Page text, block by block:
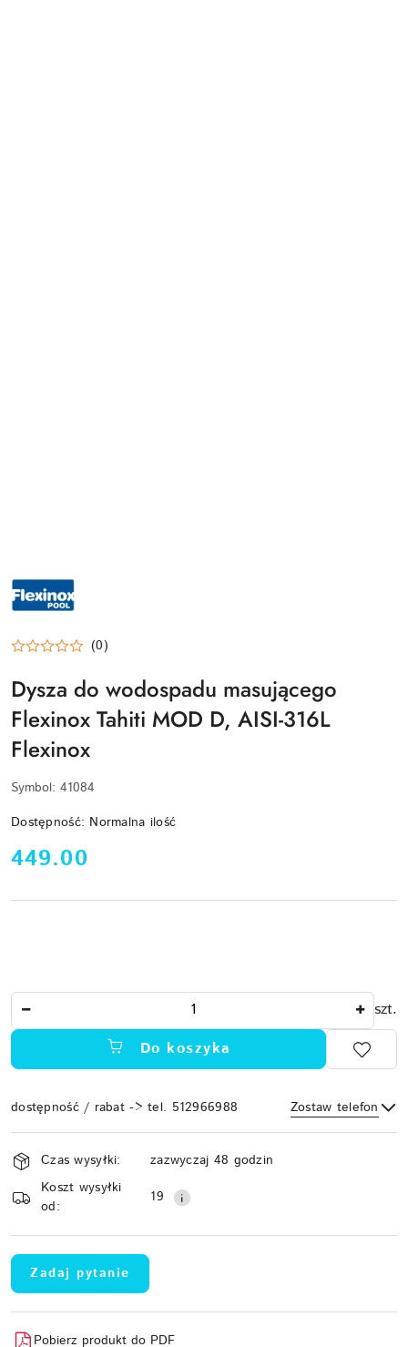
MARKI
FLEXINOX
–
LUKSUSOWYCH
AKCESORIÓW
STALI
NIERDZEWNEJ
DOSTĘPNY
W
(0)
Dysza do wodospadu masującego
Flexinox Tahiti MOD D, AISI-316L
Flexinox
Symbol: 41084
Dostępność: Normalna ilość
cena:
449.00
szt.
Do koszyka
dostępność / rabat -> tel. 512966988 Zostaw telefon
Wyślij
Dostępność
i
dostawa
Czas wysyłki:
zazwyczaj 48 godzin
Koszt wysyłki
od:
19
Zadaj pytanie
Pobierz produkt do PDF